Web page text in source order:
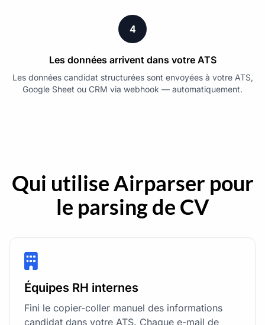
4
Les données arrivent dans votre ATS
Les données candidat structurées sont envoyées à votre ATS,
Google Sheet ou CRM via webhook — automatiquement.
Qui utilise Airparser pour
le parsing de CV
Équipes RH internes
Fini le copier-coller manuel des informations
candidat dans votre ATS. Chaque e-mail de